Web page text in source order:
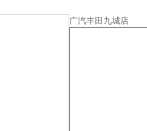
广汽丰田九城店